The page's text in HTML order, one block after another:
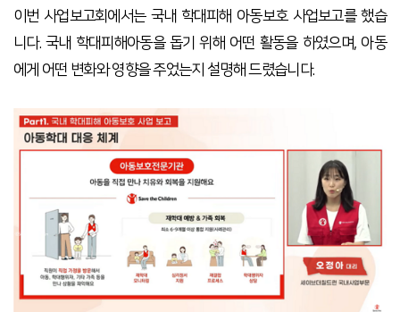
이번 사업보고회에서는 국내 학대피해 아동보호 사업보고를 했습
니다. 국내 학대피해아동을 돕기 위해 어떤 활동을 하였으며, 아동
에게 어떤 변화와 영향을 주었는지 설명해 드렸습니다.